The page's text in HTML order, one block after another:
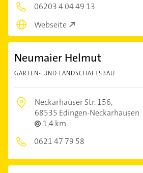
06203 4 04 49 13
Webseite
Neumaier Helmut
GARTEN- UND LANDSCHAFTSBAU
Neckarhauser Str. 156,
68535 Edingen-Neckarhausen
1,4 km
0621 47 79 58